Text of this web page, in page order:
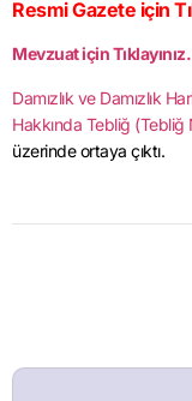
Resmi Gazete için
Mevzuat için Tıklayınız.
Damızlık ve Damızlık
Hakkında Tebliğ
üzerinde ortaya çıktı.